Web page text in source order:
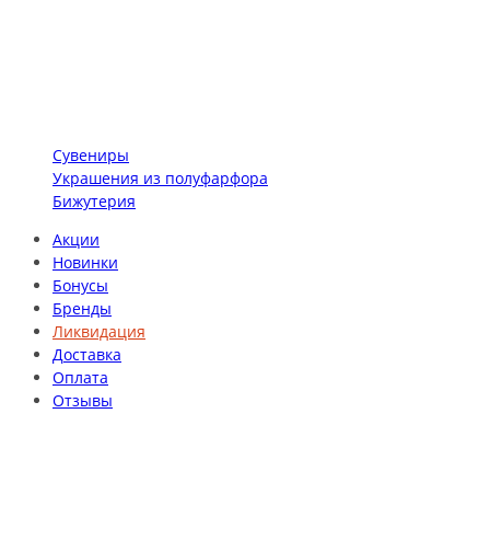
Сувениры
Украшения из полуфарфора
Бижутерия
Акции
Новинки
Бонусы
Бренды
Ликвидация
Доставка
Оплата
Отзывы